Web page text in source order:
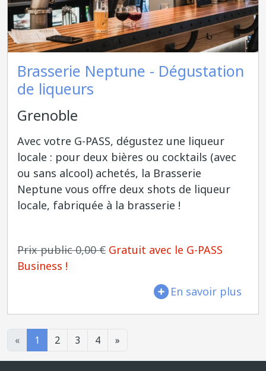
Brasserie Neptune - Dégustation
de liqueurs
Grenoble
Avec votre G-PASS, dégustez une liqueur
locale : pour deux bières ou cocktails (avec
ou sans alcool) achetés, la Brasserie
Neptune vous offre deux shots de liqueur
locale, fabriquée à la brasserie !
Prix public 0,00 € Gratuit avec le G-PASS
Business !
En savoir plus
« 1 2 3 4 »